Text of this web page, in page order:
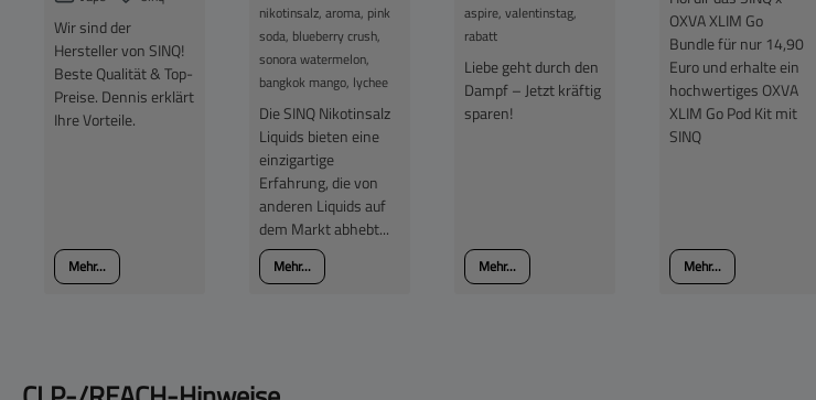
Wir sind der
Hersteller von SINQ!
Beste Qualität & Top-
Preise. Dennis erklärt
Ihre Vorteile.
Mehr...
nikotinsalz, aroma, pink
soda, blueberry crush,
sonora watermelon,
bangkok mango, lychee
Die SINQ Nikotinsalz
Liquids bieten eine
einzigartige
Erfahrung, die von
anderen Liquids auf
dem Markt abhebt...
Mehr...
aspire, valentinstag,
rabatt
Liebe geht durch den
Dampf – Jetzt kräftig
sparen!
Mehr...
OXVA XLIM Go
Bundle für nur 14,90
Euro und erhalte ein
hochwertiges OXVA
XLIM Go Pod Kit mit
SINQ
Mehr...